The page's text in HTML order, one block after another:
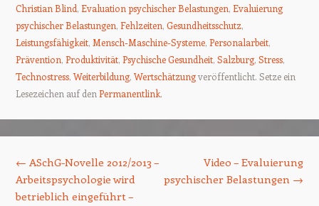
Christian Blind, Evaluation psychischer Belastungen, Evaluierung
psychischer Belastungen, Fehlzeiten, Gesundheitsschutz,
Leistungsfähigkeit, Mensch-Maschine-Systeme, Personalarbeit,
Prävention, Produktivität, Psychische Gesundheit, Salzburg, Stress,
Technostress, Weiterbildung, Wertschätzungveröffentlicht. Setze ein
Lesezeichen auf den Permanentlink.
← ASchG-Novelle 2012/2013 –
Arbeitspsychologie wird
betrieblich eingeführt –
Video – Evaluierung
psychischer Belastungen →